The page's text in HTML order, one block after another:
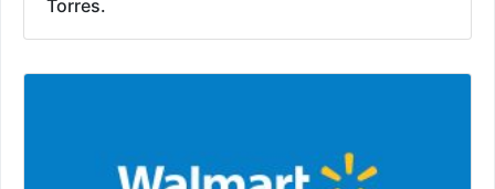
Torres.